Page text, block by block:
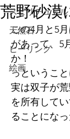
スピリチュアル
天然石
ヒーリング
絵画
荒野砂漠
この4月と5
があって、5
か！
っということ
実は双子が
を所有して
ることになっ